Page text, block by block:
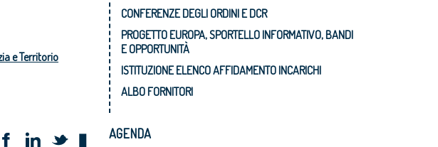
e Territorio
CONFERENZE DEGLI ORDINI E DCR
PROGETTO EUROPA, SPORTELLO INFORMATIVO, BANDI
E OPPORTUNITÀ
ISTITUZIONE ELENCO AFFIDAMENTO INCARICHI
ALBO FORNITORI
AGENDA